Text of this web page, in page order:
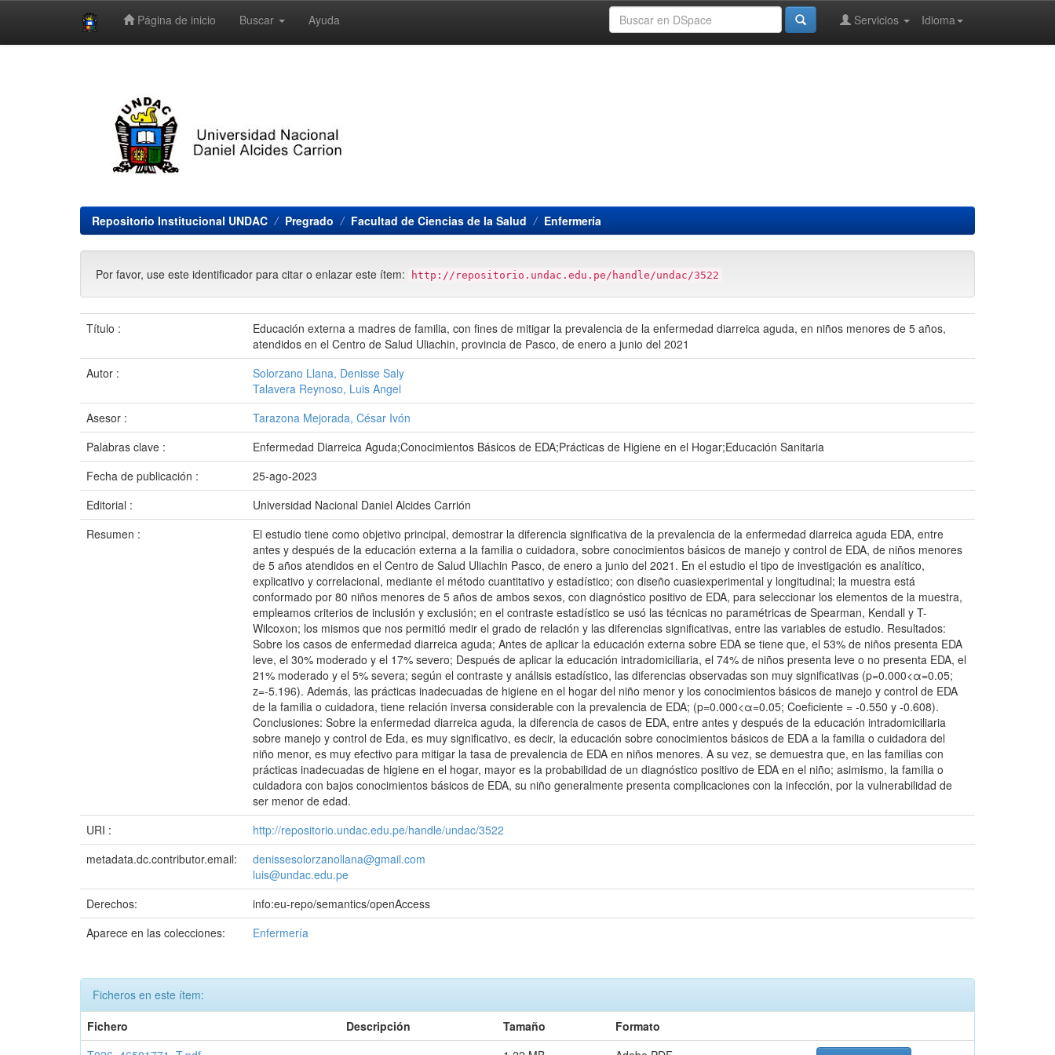
Página de inicio Buscar Ayuda Idioma
Servicios
Repositorio Institucional UNDAC Pregrado Facultad de Ciencias de la Salud Enfermería
Por favor, use este identificador para citar o enlazar este ítem: http://repositorio.undac.edu.pe/handle/undac/3522
Título :
Educación externa a madres de familia, con fines de mitigar la prevalencia de la enfermedad diarreica aguda, en niños menores de 5 años,
atendidos en el Centro de Salud Uliachin, provincia de Pasco, de enero a junio del 2021
Autor :
Solorzano Llana, Denisse Saly
Talavera Reynoso, Luis Angel
Asesor :
Tarazona Mejorada, César Ivón
Palabras clave :
Enfermedad Diarreica Aguda;Conocimientos Básicos de EDA;Prácticas de Higiene en el Hogar;Educación Sanitaria
Fecha de publicación :
25-ago-2023
Editorial :
Universidad Nacional Daniel Alcides Carrión
Resumen :
El estudio tiene como objetivo principal, demostrar la diferencia significativa de la prevalencia de la enfermedad diarreica aguda EDA, entre
antes y después de la educación externa a la familia o cuidadora, sobre conocimientos básicos de manejo y control de EDA, de niños menores
de 5 años atendidos en el Centro de Salud Uliachin Pasco, de enero a junio del 2021. En el estudio el tipo de investigación es analítico,
explicativo y correlacional, mediante el método cuantitativo y estadístico; con diseño cuasiexperimental y longitudinal; la muestra está
conformado por 80 niños menores de 5 años de ambos sexos, con diagnóstico positivo de EDA, para seleccionar los elementos de la muestra,
empleamos criterios de inclusión y exclusión; en el contraste estadístico se usó las técnicas no paramétricas de Spearman, Kendall y T-
Wilcoxon; los mismos que nos permitió medir el grado de relación y las diferencias significativas, entre las variables de estudio. Resultados:
Sobre los casos de enfermedad diarreica aguda; Antes de aplicar la educación externa sobre EDA se tiene que, el 53% de niños presenta EDA
leve, el 30% moderado y el 17% severo; Después de aplicar la educación intradomiciliaria, el 74% de niños presenta leve o no presenta EDA, el
21% moderado y el 5% severa; según el contraste y análisis estadístico, las diferencias observadas son muy significativas (p=0.000<α=0.05;
z=-5.196). Además, las prácticas inadecuadas de higiene en el hogar del niño menor y los conocimientos básicos de manejo y control de EDA
de la familia o cuidadora, tiene relación inversa considerable con la prevalencia de EDA; (p=0.000<α=0.05; Coeficiente = -0.550 y -0.608).
Conclusiones: Sobre la enfermedad diarreica aguda, la diferencia de casos de EDA, entre antes y después de la educación intradomiciliaria
sobre manejo y control de Eda, es muy significativo, es decir, la educación sobre conocimientos básicos de EDA a la familia o cuidadora del
niño menor, es muy efectivo para mitigar la tasa de prevalencia de EDA en niños menores. A su vez, se demuestra que, en las familias con
prácticas inadecuadas de higiene en el hogar, mayor es la probabilidad de un diagnóstico positivo de EDA en el niño; asimismo, la familia o
cuidadora con bajos conocimientos básicos de EDA, su niño generalmente presenta complicaciones con la infección, por la vulnerabilidad de
ser menor de edad.
URI :
http://repositorio.undac.edu.pe/handle/undac/3522
metadata.dc.contributor.email:
denissesolorzanollana@gmail.com
luis@undac.edu.pe
Derechos:
info:eu-repo/semantics/openAccess
Aparece en las colecciones:
Enfermería
Ficheros en este ítem:
Fichero
Descripción Tamaño
Formato